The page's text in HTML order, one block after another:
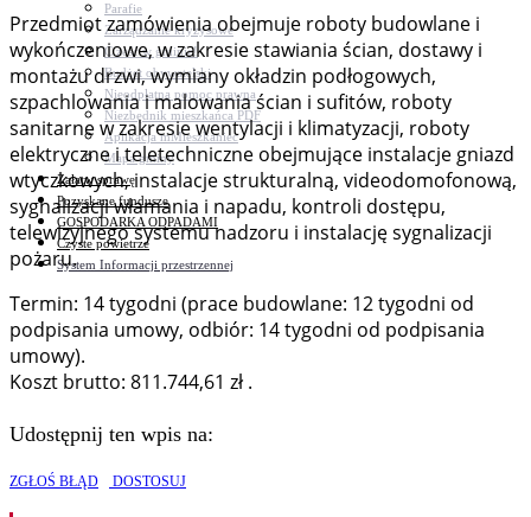
Parafie
Zarządzanie kryzysowe
C.ześć w gminie!
Budżet obywatelski
Nieodpłatna pomoc prawna
Niezbędnik mieszkańca PDF
Aplikacja mMieszkaniec
Mapa gminy
Załatw sprawę
Pozyskane fundusze
GOSPODARKA ODPADAMI
Czyste powietrze
System Informacji przestrzennej
Przedmiot zamówienia obejmuje roboty budowlane i
wykończeniowe, w zakresie stawiania ścian, dostawy i
montażu drzwi, wymiany okładzin podłogowych,
szpachlowania i malowania ścian i sufitów, roboty
sanitarne w zakresie wentylacji i klimatyzacji, roboty
elektryczne i teletechniczne obejmujące instalacje gniazd
wtyczkowych, instalacje strukturalną, videodomofonową,
sygnalizacji włamania i napadu, kontroli dostępu,
telewizyjnego systemu nadzoru i instalację sygnalizacji
pożaru.
Termin: 14 tygodni (prace budowlane: 12 tygodni od
podpisania umowy, odbiór: 14 tygodni od podpisania
umowy).
Koszt brutto: 811.744,61 zł .
Udostępnij ten wpis na:
ZGŁOŚ BŁĄD DOSTOSUJ